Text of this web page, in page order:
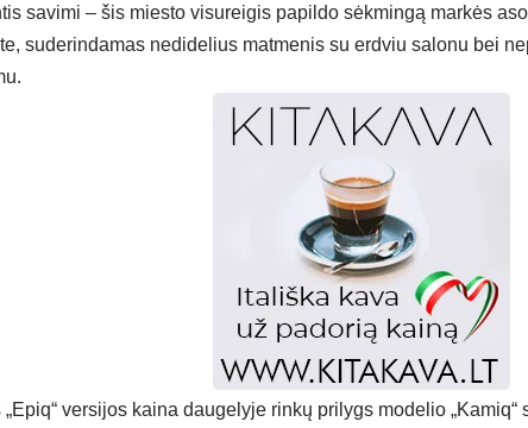
savimi – šis miesto visureigis papildo sėkmingą markės
suderindamas nedidelius matmenis su erdviu salonu bei
„Epiq“ versijos kaina daugelyje rinkų prilygs modelio